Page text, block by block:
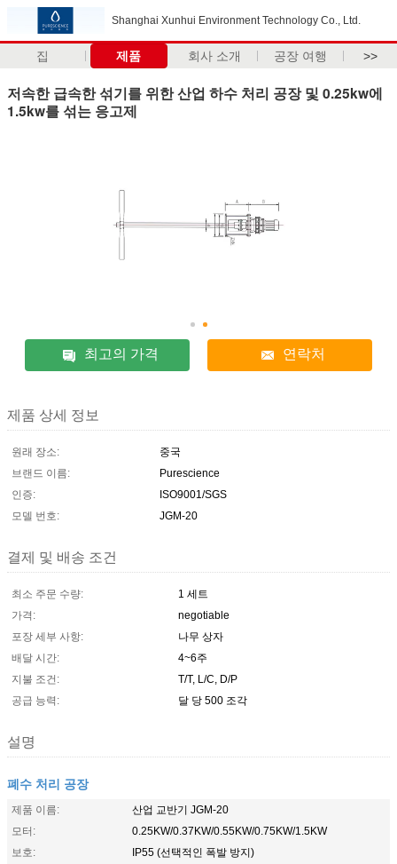
Shanghai Xunhui Environment Technology Co., Ltd.
집 제품 회사 소개 공장 여행 >>
저속한 급속한 섞기를 위한 산업 하수 처리 공장 및 0.25kw에
1.5kw를 섞는 응고제
최고의 가격 연락처
제품 상세 정보
원래 장소:
중국
브랜드 이름:
Purescience
인증:
ISO9001/SGS
모델 번호:
JGM-20
결제 및 배송 조건
최소 주문 수량:
1 세트
가격:
negotiable
포장 세부 사항:
나무 상자
배달 시간:
4~6주
지불 조건:
T/T, L/C, D/P
공급 능력:
달 당 500 조각
설명
폐수 처리 공장
제품 이름:
산업 교반기 JGM-20
모터:
0.25KW/0.37KW/0.55KW/0.75KW/1.5KW
보호:
IP55 (선택적인 폭발 방지)